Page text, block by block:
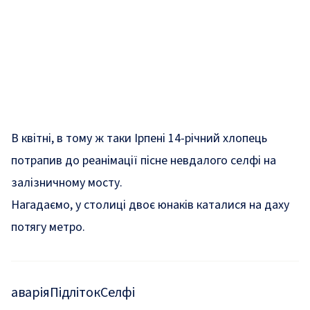
В квітні, в тому ж таки Ірпені 14-річний хлопець
потрапив до реанімації пісне невдалого селфі на
залізничному мосту.
Нагадаємо, у столиці двоє юнаків каталися на даху
потягу метро.
аваріяПідлітокСелфі